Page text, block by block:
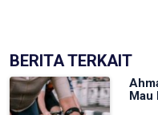
BERITA TERKAIT
Mau